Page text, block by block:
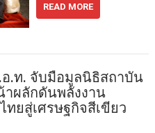
READ MORE
อ.ท. จับมือมูลนิธิสถาบัน
าผลักดันพลังงาน
ยสู่เศรษฐกิจสีเขียว